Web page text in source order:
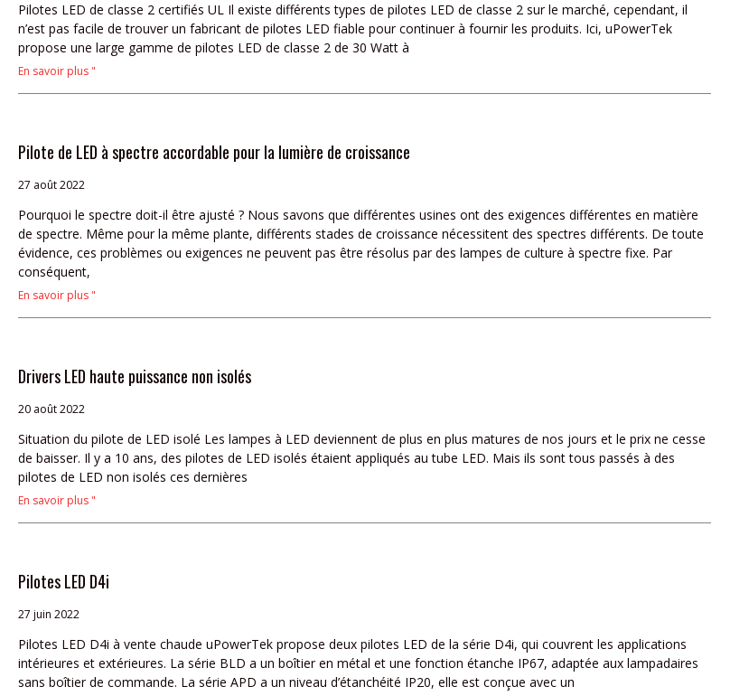
Pilotes LED de classe 2 certifiés UL Il existe différents types de pilotes LED de classe 2 sur le marché, cependant, il
n’est pas facile de trouver un fabricant de pilotes LED fiable pour continuer à fournir les produits. Ici, uPowerTek
propose une large gamme de pilotes LED de classe 2 de 30 Watt à
En savoir plus "
Pilote de LED à spectre accordable pour la lumière de croissance
27 août 2022
Pourquoi le spectre doit-il être ajusté ? Nous savons que différentes usines ont des exigences différentes en matière
de spectre. Même pour la même plante, différents stades de croissance nécessitent des spectres différents. De toute
évidence, ces problèmes ou exigences ne peuvent pas être résolus par des lampes de culture à spectre fixe. Par
conséquent,
En savoir plus "
Drivers LED haute puissance non isolés
20 août 2022
Situation du pilote de LED isolé Les lampes à LED deviennent de plus en plus matures de nos jours et le prix ne cesse
de baisser. Il y a 10 ans, des pilotes de LED isolés étaient appliqués au tube LED. Mais ils sont tous passés à des
pilotes de LED non isolés ces dernières
En savoir plus "
Pilotes LED D4i
27 juin 2022
Pilotes LED D4i à vente chaude uPowerTek propose deux pilotes LED de la série D4i, qui couvrent les applications
intérieures et extérieures. La série BLD a un boîtier en métal et une fonction étanche IP67, adaptée aux lampadaires
sans boîtier de commande. La série APD a un niveau d’étanchéité IP20, elle est conçue avec un